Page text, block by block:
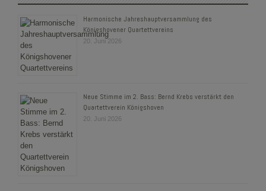
Harmonische Jahreshauptversammlung des
Königshovener Quartettvereins
20. Juni 2026
Neue Stimme im 2. Bass: Bernd Krebs verstärkt den
Quartettverein Königshoven
20. Juni 2026